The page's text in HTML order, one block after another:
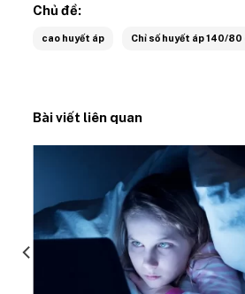
Chủ đề:
cao huyết áp Chỉ số huyết áp 140/
Bài viết liên quan